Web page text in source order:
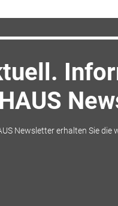
Newsletter erhalten Sie die